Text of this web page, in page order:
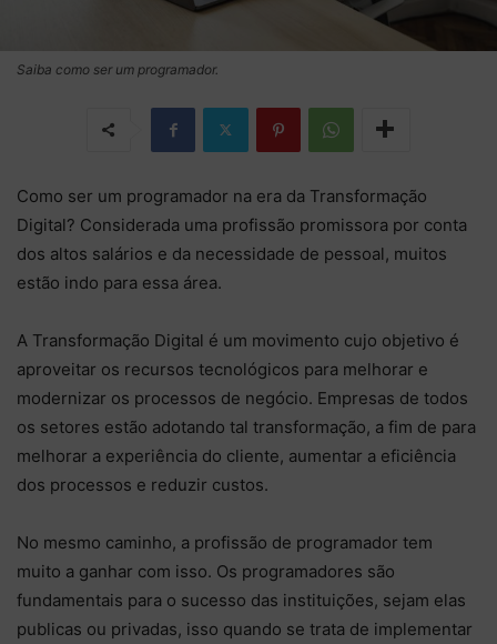
Saiba como ser um programador.
Como ser um programador na era da Transformação
Digital? Considerada uma profissão promissora por conta
dos altos salários e da necessidade de pessoal, muitos
estão indo para essa área.
A Transformação Digital é um movimento cujo objetivo é
aproveitar os recursos tecnológicos para melhorar e
modernizar os processos de negócio. Empresas de todos
os setores estão adotando tal transformação, a fim de para
melhorar a experiência do cliente, aumentar a eficiência
dos processos e reduzir custos.
No mesmo caminho, a profissão de programador tem
muito a ganhar com isso. Os programadores são
fundamentais para o sucesso das instituições, sejam elas
publicas ou privadas, isso quando se trata de implementar